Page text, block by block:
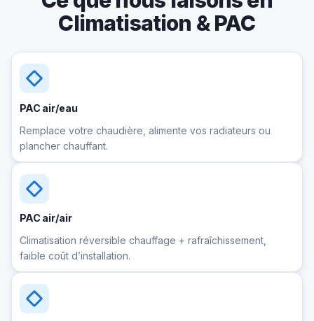
Climatisation & PAC
PAC air/eau
Remplace votre chaudière, alimente vos radiateurs ou
plancher chauffant.
PAC air/air
Climatisation réversible chauffage + rafraîchissement,
faible coût d’installation.